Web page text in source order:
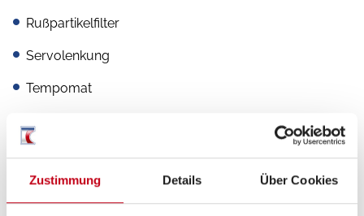
Zustimmung Details Über Cookies
Rußpartikelfilter
Servolenkung
Tempomat
Multimedia
Radio/Tuner